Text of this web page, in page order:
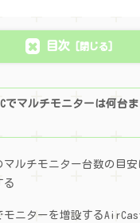
目次
でマルチモニターは何台
マルチモニター台数の目安
る
ニターを増設する